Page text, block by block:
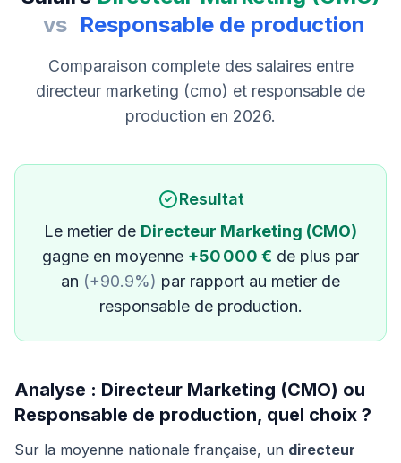
vs Responsable de production
Comparaison complete des salaires entre
directeur marketing (cmo) et responsable de
production en 2026.
Resultat
Le metier de Directeur Marketing (CMO)
gagne en moyenne +50 000 € de plus par
an (+90.9%) par rapport au metier de
responsable de production.
Analyse : Directeur Marketing (CMO) ou
Responsable de production, quel choix ?
Sur la moyenne nationale française, un directeur